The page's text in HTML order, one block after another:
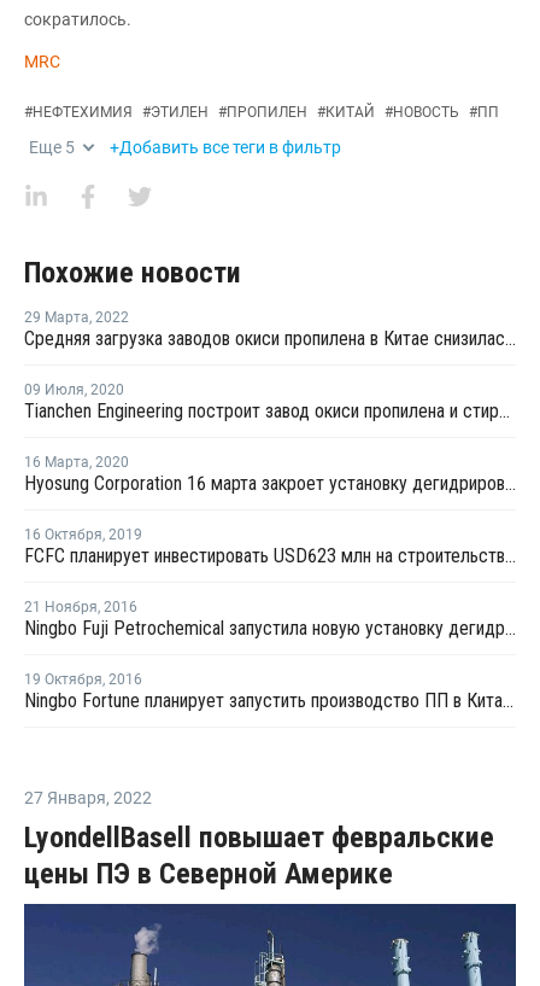
сократилось.
MRC
#НЕФТЕХИМИЯ #ЭТИЛЕН #ПРОПИЛЕН #КИТАЙ #НОВОСТЬ #ПП
Еще 5 +Добавить все теги в фильтр
Похожие новости
29 Марта, 2022
Средняя загрузка заводов окиси пропилена в Китае снизилась в середине марта на 4,5%
09 Июля, 2020
Tianchen Engineering построит завод окиси пропилена и стирола в Китае для Tianjin Bohua
16 Марта, 2020
Hyosung Corporation 16 марта закроет установку дегидрирования пропана № 2 в Южной Корее
16 Октября, 2019
FCFC планирует инвестировать USD623 млн на строительство завода по дегидрогенизации пропана в Нинбо
21 Ноября, 2016
Ningbo Fuji Petrochemical запустила новую установку дегидрирования пропана в Нинбо
19 Октября, 2016
Ningbo Fortune планирует запустить производство ПП в Китае в конце октября
27 Января, 2022
LyondellBasell повышает февральские
цены ПЭ в Северной Америке